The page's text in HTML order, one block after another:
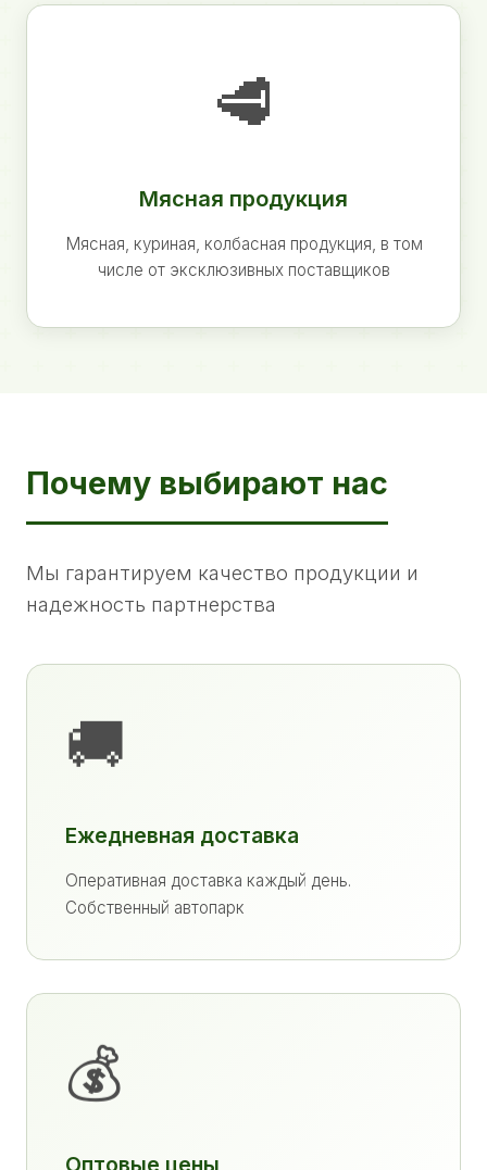
🥩
Мясная продукция
Мясная, куриная, колбасная продукция, в том
числе от эксклюзивных поставщиков
Почему выбирают нас
Мы гарантируем качество продукции и
надежность партнерства
🚚
Ежедневная доставка
Оперативная доставка каждый день.
Собственный автопарк
💰
Оптовые цены